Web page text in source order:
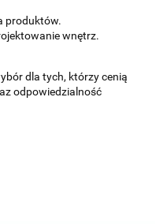
produktów.
wnętrz.
dla tych, którzy cenią
odpowiedzialność